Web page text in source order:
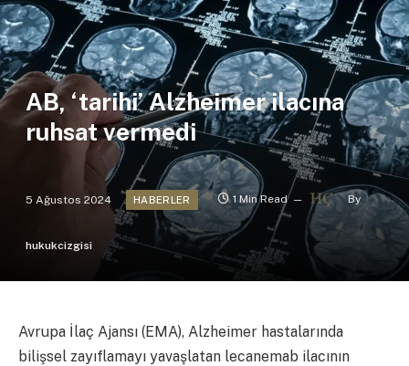
AB, ‘tarihi’ Alzheimer ilacına
ruhsat vermedi
5 Ağustos 2024 HABERLER 1 Min Read By
hukukcizgisi
Avrupa İlaç Ajansı (EMA), Alzheimer hastalarında
bilişsel zayıflamayı yavaşlatan lecanemab ilacının